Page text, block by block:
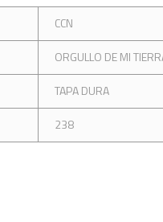
CCN
ORGULLO DE MI
TAPA DURA
238